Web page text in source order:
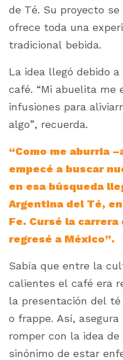
de Té. Su proyecto
ofrece toda una
tradicional bebida.
La idea llegó debido
café. “Mi abuelita me
infusiones para
algo”, recuerda.
“Como me aburria
empecé a buscar
en esa búsqueda
Argentina del Té,
Fe. Cursé la
regresé a México”.
Sabía que entre la
calientes el café era
la presentación del
o frappe. Así,
romper con la idea
sinónimo de estar